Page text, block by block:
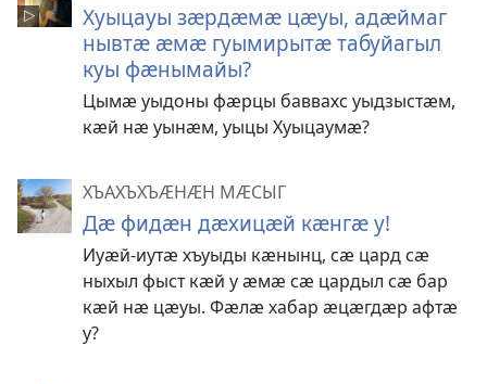
Хуыцауы зӕрдӕмӕ цӕуы, адӕймаг
нывтӕ ӕмӕ гуымирытӕ табуйагыл
куы фӕнымайы?
Цымӕ уыдоны фӕрцы баввахс уыдзыстӕм,
кӕй нӕ уынӕм, уыцы Хуыцаумӕ?
ХЪАХЪХЪӔНӔН МӔСЫГ
Дӕ фидӕн дӕхицӕй кӕнгӕ у!
Иуӕй-иутӕ хъуыды кӕнынц, сӕ цард сӕ
ныхыл фыст кӕй у ӕмӕ сӕ цардыл сӕ бар
кӕй нӕ цӕуы. Фӕлӕ хабар ӕцӕгдӕр афтӕ
у?